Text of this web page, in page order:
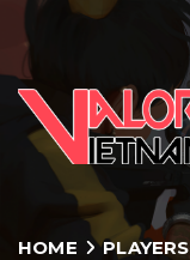
HOME PLAYERS